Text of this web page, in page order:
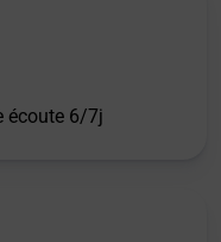
écoute 6/7j